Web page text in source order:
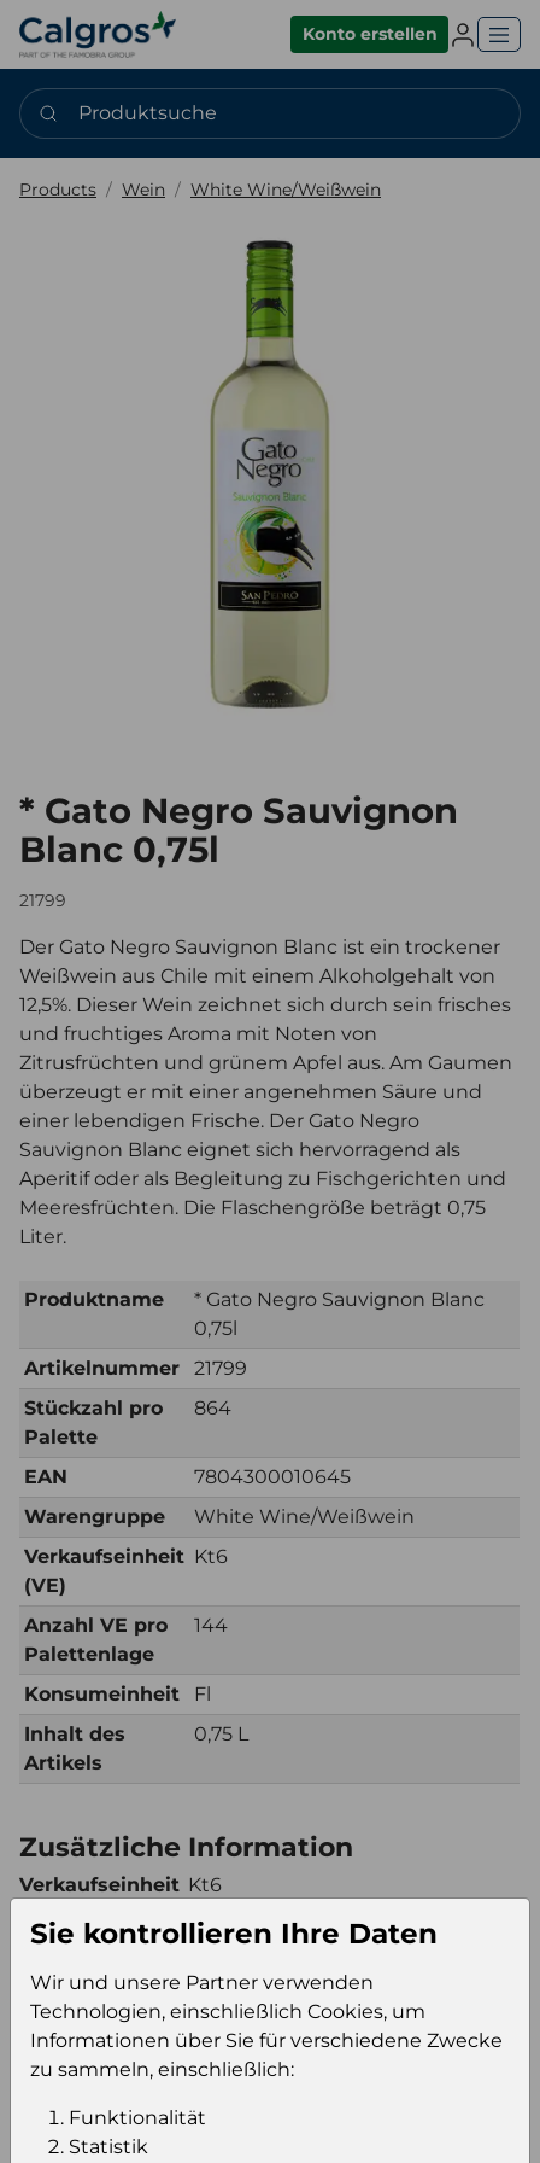
Konto erstellen
Produktsuche
Products Wein White Wine/Weißwein
* Gato Negro Sauvignon
Blanc 0,75l
21799
Der Gato Negro Sauvignon Blanc ist ein trockener
Weißwein aus Chile mit einem Alkoholgehalt von
12,5%. Dieser Wein zeichnet sich durch sein frisches
und fruchtiges Aroma mit Noten von
Zitrusfrüchten und grünem Apfel aus. Am Gaumen
überzeugt er mit einer angenehmen Säure und
einer lebendigen Frische. Der Gato Negro
Sauvignon Blanc eignet sich hervorragend als
Aperitif oder als Begleitung zu Fischgerichten und
Meeresfrüchten. Die Flaschengröße beträgt 0,75
Liter.
Produktname
* Gato Negro Sauvignon Blanc
0,75l
Artikelnummer
21799
Stückzahl pro
Palette
864
EAN
7804300010645
Warengruppe
White Wine/Weißwein
Verkaufseinheit
(VE)
Kt6
Anzahl VE pro
Palettenlage
144
Konsumeinheit
Fl
Inhalt des
Artikels
0,75 L
Zusätzliche Information
Verkaufseinheit Kt6
Verkaufseinheit
pro Palette
144
Konsumeinheit Fl
Stückzahl pro
Palette
864
Sie kontrollieren Ihre Daten
Wir und unsere Partner verwenden
Technologien, einschließlich Cookies, um
Informationen über Sie für verschiedene Zwecke
zu sammeln, einschließlich:
Funktionalität
Statistik